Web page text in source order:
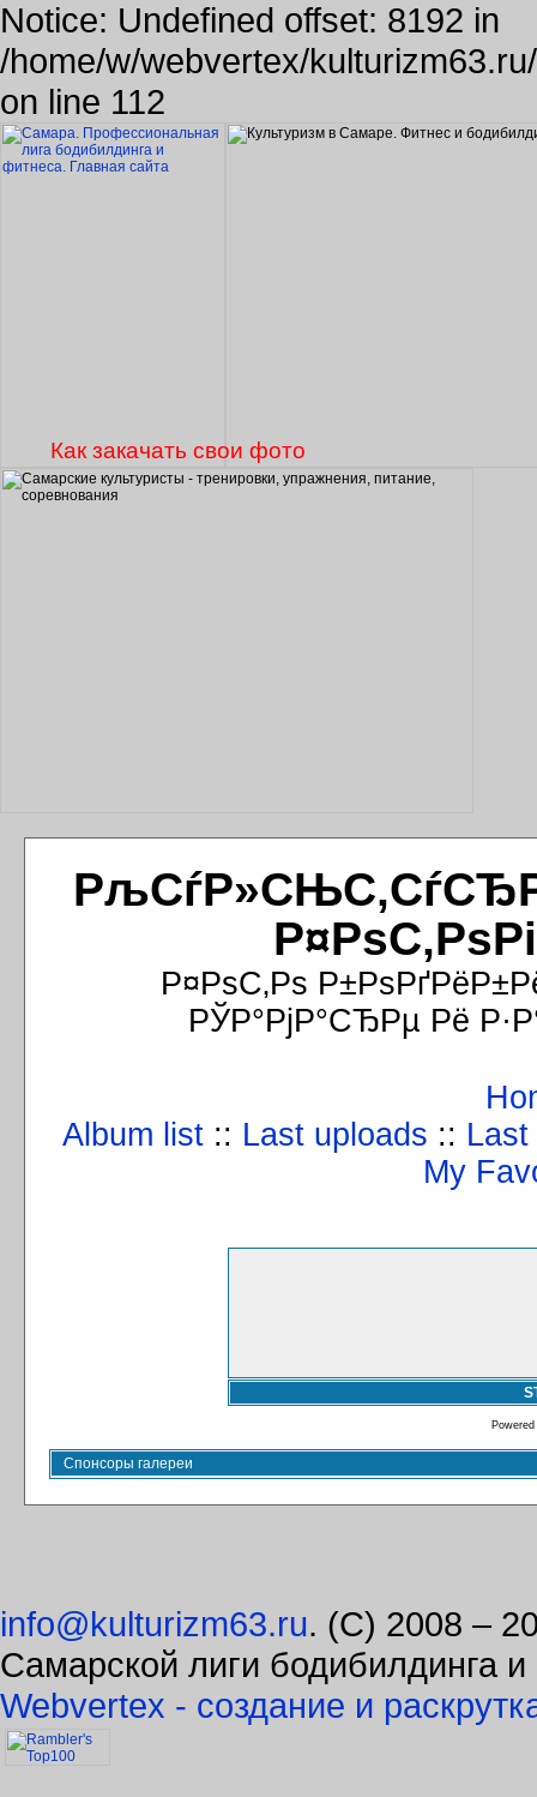
Notice: Undefined offset: 8192 in
/home/w/webvertex/
on line 112
Р¤РѕС‚Рѕ
РЎР°РјР°СЂРµ Рё
Album list :: Last uploads ::
My
info@kulturizm63.ru
. (C) 2008 –
Самарской лиги бодибилдинга
Webvertex - создание и
Как закачать свои фото